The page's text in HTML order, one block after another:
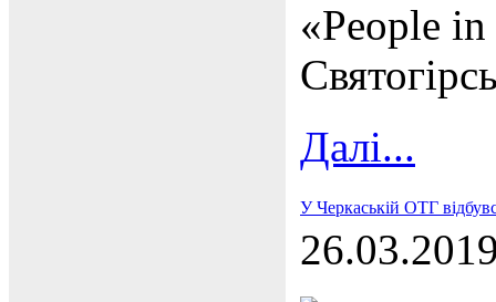
«People
Далі...
У Черкаській ОТГ